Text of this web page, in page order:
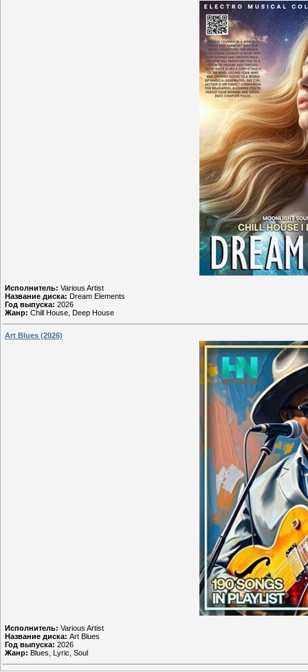
Исполнитель: Various Artist
Название диска: Dream Elements
Год выпуска: 2026
Жанр: Chill House, Deep House
Art Blues (2026)
Исполнитель: Various Artist
Название диска: Art Blues
Год выпуска: 2026
Жанр: Blues, Lyric, Soul